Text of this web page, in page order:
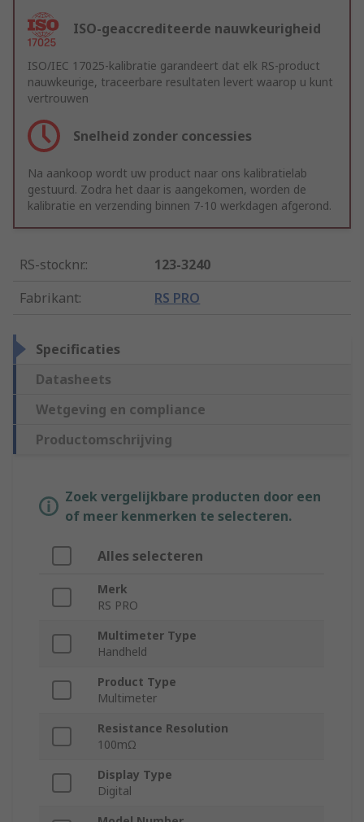
ISO-geaccrediteerde nauwkeurigheid
ISO/IEC 17025-kalibratie garandeert dat elk RS-product
nauwkeurige, traceerbare resultaten levert waarop u kunt
vertrouwen
Snelheid zonder concessies
Na aankoop wordt uw product naar ons kalibratielab
gestuurd. Zodra het daar is aangekomen, worden de
kalibratie en verzending binnen 7-10 werkdagen afgerond.
RS-stocknr.:
123-3240
Fabrikant: RS PRO
Specificaties
Datasheets
Wetgeving en compliance
Productomschrijving
Zoek vergelijkbare producten door een
of meer kenmerken te selecteren.
Alles selecteren
Merk
RS PRO
Multimeter Type
Handheld
Product Type
Multimeter
Resistance Resolution
100mΩ
Display Type
Digital